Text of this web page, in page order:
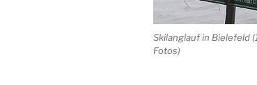
Skilanglauf in Bielefeld
Fotos)